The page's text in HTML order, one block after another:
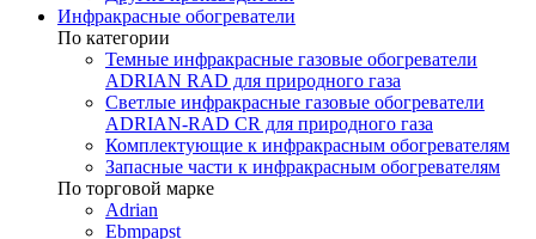
Инфракрасные обогреватели
По категории
Темные инфракрасные газовые обогреватели
ADRIAN RAD для природного газа
Светлые инфракрасные газовые обогреватели
ADRIAN-RAD CR для природного газа
Комплектующие к инфракрасным обогревателям
Запасные части к инфракрасным обогревателям
По торговой марке
Adrian
Ebmpapst